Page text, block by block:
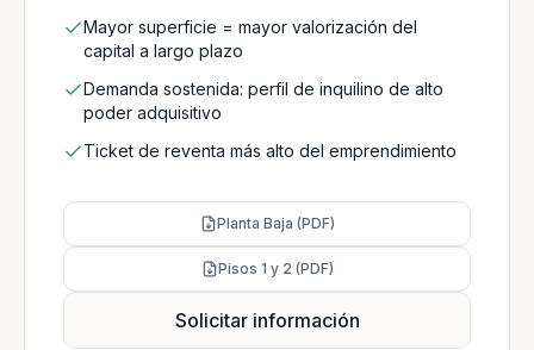
Mayor superficie = mayor valorización del
capital a largo plazo
Demanda sostenida: perfil de inquilino de alto
poder adquisitivo
Ticket de reventa más alto del emprendimiento
Planta Baja (PDF)
Pisos 1 y 2 (PDF)
Solicitar información